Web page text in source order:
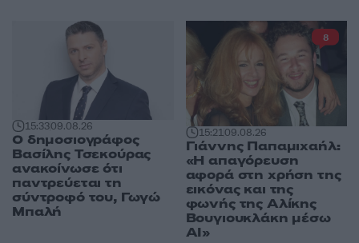
15:3309.08.26
Ο δημοσιογράφος
Βασίλης Τσεκούρας
ανακοίνωσε ότι
παντρεύεται τη
σύντροφό του, Γωγώ
Μπαλή
15:2109.08.26
Γιάννης Παπαμιχαήλ:
«Η απαγόρευση
αφορά στη χρήση της
εικόνας και της
φωνής της Αλίκης
Βουγιουκλάκη μέσω
AI»
8